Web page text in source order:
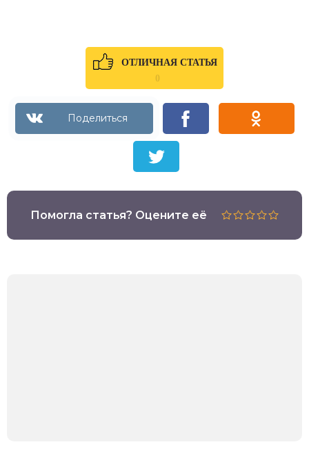
ОТЛИЧНАЯ СТАТЬЯ
0
Помогла статья? Оцените её